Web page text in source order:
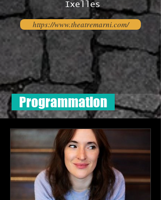
Ixelles
https://www.theatremarni.com/
Programmation